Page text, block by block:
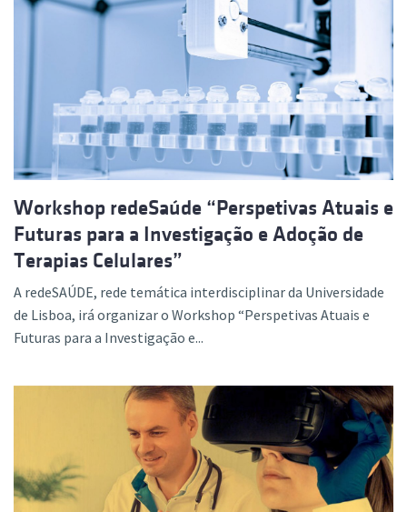
Workshop redeSaúde “Perspetivas Atuais e
Futuras para a Investigação e Adoção de
Terapias Celulares”
A redeSAÚDE, rede temática interdisciplinar da Universidade
de Lisboa, irá organizar o Workshop “Perspetivas Atuais e
Futuras para a Investigação e...